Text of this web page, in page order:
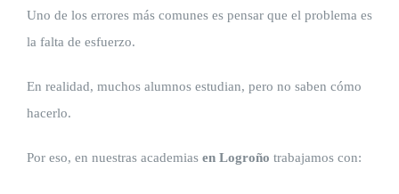
Uno de los errores más comunes es pensar que el problema es
la falta de esfuerzo.
En realidad, muchos alumnos estudian, pero no saben cómo
hacerlo.
Por eso, en nuestras academiasen Logroño trabajamos con: